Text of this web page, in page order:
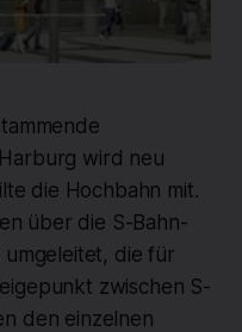
wird neu
die Hochbahn mit.
über die S-Bahn-
umgeleitet, die für
zwischen S-
den einzelnen